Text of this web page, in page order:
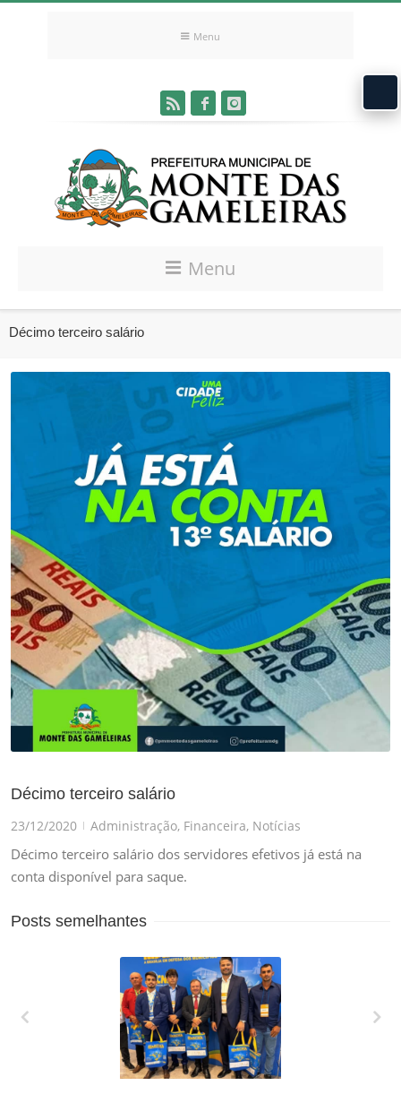
Menu
Menu
Décimo terceiro salário
Décimo terceiro salário
23/12/2020 | Administração, Financeira, Notícias
Décimo terceiro salário dos servidores efetivos já está na
conta disponível para saque.
Posts semelhantes
XXVII MARCHA EM